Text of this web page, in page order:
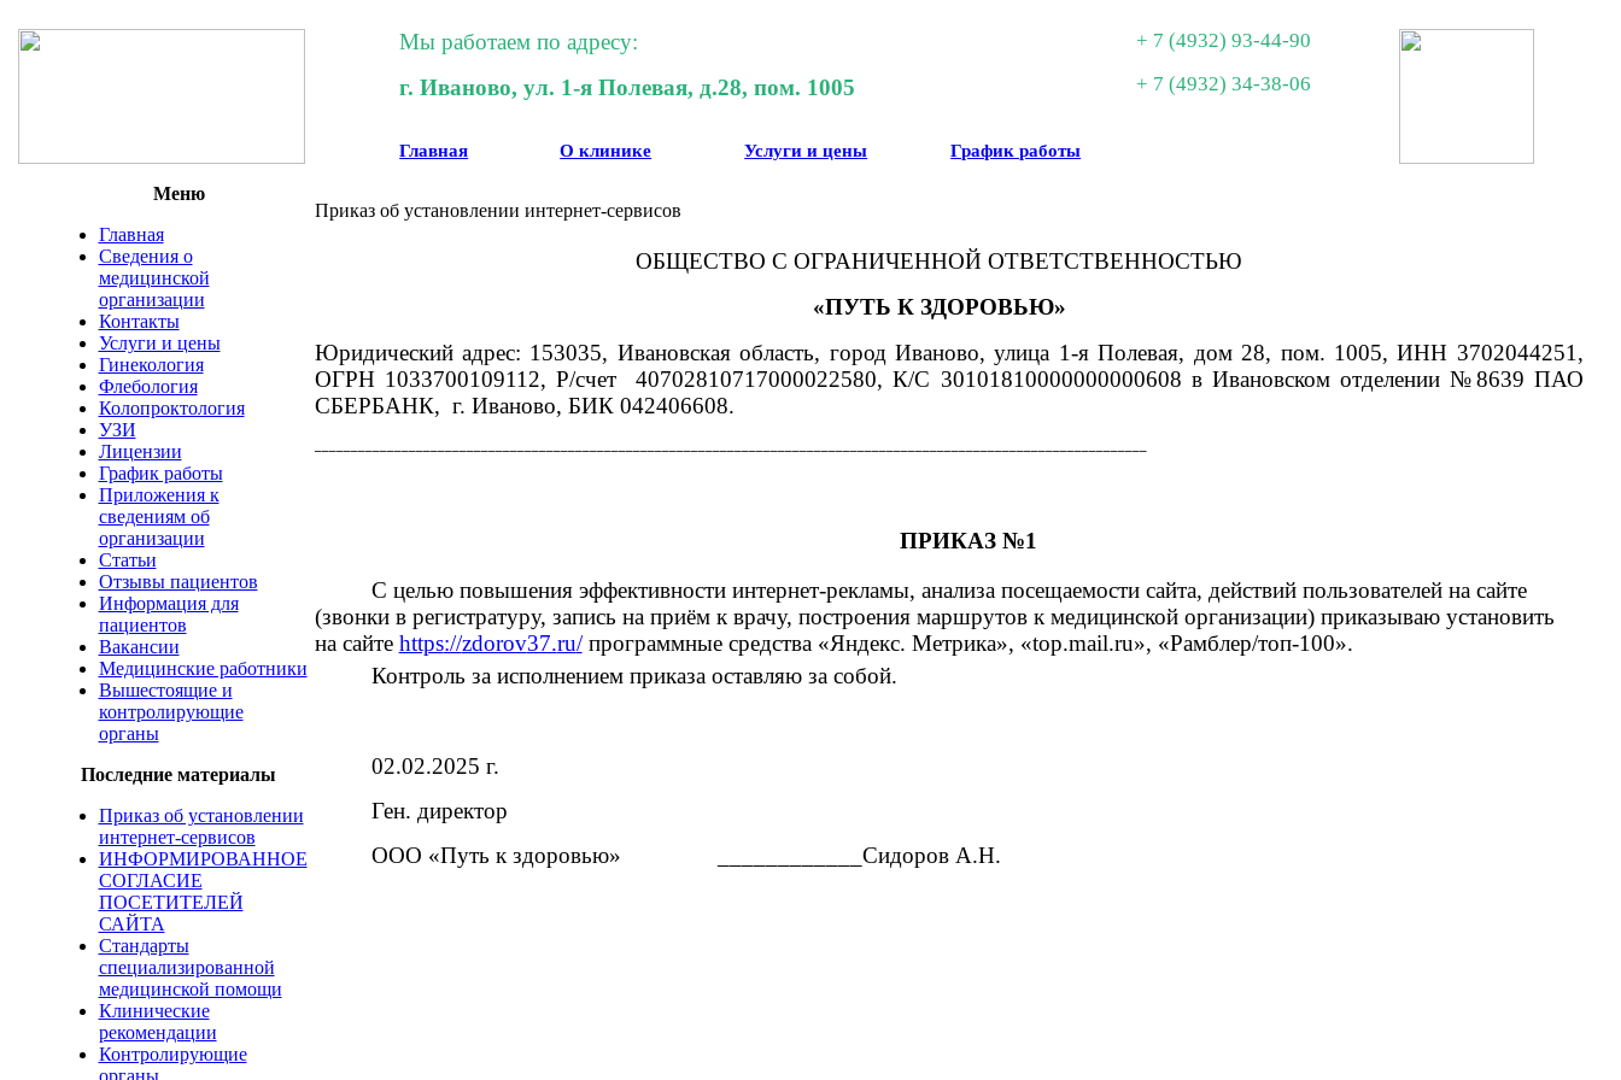
Мы работаем по адресу:
г. Иваново, ул. 1-я Полевая, д.28, пом. 1005
+ 7 (4932) 93-44-90
+ 7 (4932) 34-38-06
Главная О клинике Услуги и цены График работы
Меню
Главная
Сведения о
медицинской
организации
Контакты
Услуги и цены
Гинекология
Флебология
Колопроктология
УЗИ
Лицензии
График работы
Приложения к
сведениям об
организации
Статьи
Отзывы пациентов
Информация для
пациентов
Вакансии
Медицинские работники
Вышестоящие и
контролирующие
органы
Последние материалы
Приказ об установлении
интернет-сервисов
ИНФОРМИРОВАННОЕ
СОГЛАСИЕ
ПОСЕТИТЕЛЕЙ
САЙТА
Стандарты
специализированной
медицинской помощи
Клинические
рекомендации
Контролирующие
органы
Приказ об установлении интернет-сервисов
ОБЩЕСТВО С ОГРАНИЧЕННОЙ ОТВЕТСТВЕННОСТЬЮ
«ПУТЬ К ЗДОРОВЬЮ»
Юридический адрес: 153035, Ивановская область, город Иваново, улица 1-я Полевая, дом 28, пом. 1005, ИНН 3702044251,
ОГРН 1033700109112, Р/счет
40702810717000022580, К/С 30101810000000000608 в Ивановском отделении №8639 ПАО
СБЕРБАНК, г. Иваново, БИК 042406608.
ПРИКАЗ №1
С целью повышения эффективности интернет-рекламы, анализа посещаемости сайта, действий пользователей на сайте
(звонки в регистра­ту­ру, запись на приём к врачу, построения маршрутов к медицинской органи­зации) приказываю установить
на сайте https://zdorov37.ru/ программные средства «Яндекс. Метрика», «top.mail.ru», «Рамблер/топ-100».
Контроль за исполнением приказа оставляю за собой.
02.02.2025 г.
Ген. директор
ООО «Путь к здоровью»
____________Сидоров А.Н.